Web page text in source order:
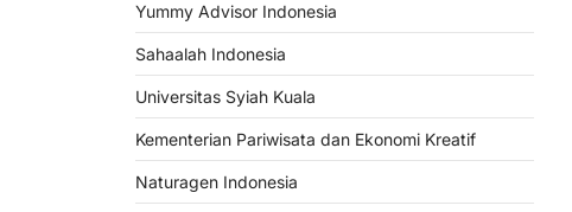
Yummy Advisor Indonesia
Sahaalah Indonesia
Universitas Syiah Kuala
Kementerian Pariwisata dan Ekonomi Kreatif
Naturagen Indonesia